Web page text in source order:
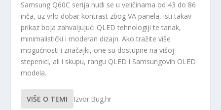
Samsung Q60C serija nudi se u veličinama od 43 do 86
inča, uz vrlo dobar kontrast zbog VA panela, isti takav
prikaz boja zahvaljujući QLED tehnologiji te tanak,
minimalistički i moderan dizajn. Ako tražite više
mogućnosti i značajki, one su dostupne na višoj
stepenici, ali i skupu, rangu QLED i Samsungovih OLED
modela.
VIŠE O TEMI Izvor:Bug.hr